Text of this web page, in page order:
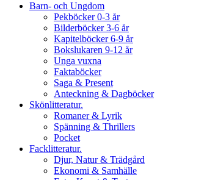
Barn- och Ungdom
Pekböcker 0-3 år
Bilderböcker 3-6 år
Kapitelböcker 6-9 år
Bokslukaren 9-12 år
Unga vuxna
Faktaböcker
Saga & Present
Anteckning & Dagböcker
Skönlitteratur.
Romaner & Lyrik
Spänning & Thrillers
Pocket
Facklitteratur.
Djur, Natur & Trädgård
Ekonomi & Samhälle